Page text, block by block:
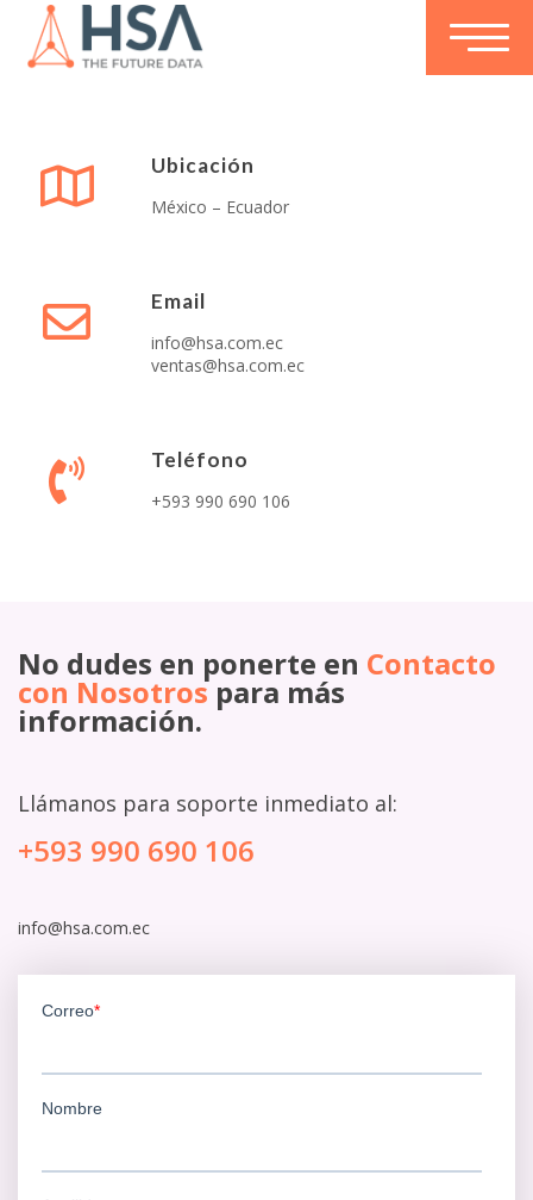
Ubicación
México – Ecuador
Email
info@hsa.com.ec
ventas@hsa.com.ec
Teléfono
+593 990 690 106
No dudes en ponerte en Contacto
con Nosotrospara más
información.
Llámanos para soporte inmediato al:
+593 990 690 106
info@hsa.com.ec